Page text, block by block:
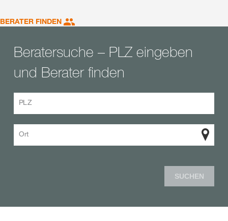
BERATER FINDEN
Beratersuche – PLZ eingeben
und Berater finden
PLZ
Ort
SUCHEN